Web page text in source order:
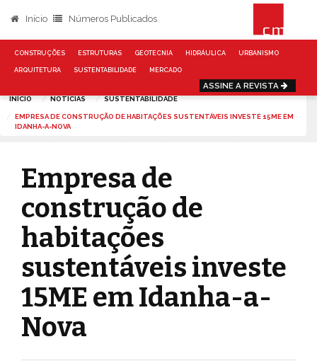
Início Números Publicados
CONSTRUÇÕES ESTRUTURAS GEOTECNIA HIDRÁULICA URBANISMO
ARQUITETURA SUSTENTABILIDADE MERCADO
ASSINE A REVISTA
INÍCIO NOTÍCIAS SUSTENTABILIDADE
EMPRESA DE CONSTRUÇÃO DE HABITAÇÕES SUSTENTÁVEIS INVESTE 15ME EM
IDANHA-A-NOVA
Empresa de
construção de
habitações
sustentáveis investe
15ME em Idanha-a-
Nova